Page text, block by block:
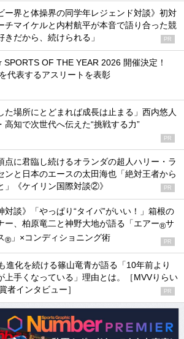
ー界と体操界の同学年レジェンド対談》初対
チマイケルと内村航平が本音で語り合った競
きだから、続けられる」
PR
SPORTS OF THE YEAR 2026 開催決定！
代表するアスリートを表彰
た場所にとどまれば成長は止まる」西内悠人
高知で次世代へ伝えた“挑戦する力”
PR
点に君臨し続けるオランダの超人ハリー・ラ
ンと日本のエースの太田海也「絶対王者から
」《ケイリン国際対談②》
PR
対談》「やっぱり“タイパ”がいい！」箱根の
ー、柏原竜二と神野大地が語る「エアー®サ
® 」×コンディショニング術 PR
進化を続ける篠山竜青が語る「10年前より
上手くなっている」理由とは。［MVVりらい
者インタビュー］
PR